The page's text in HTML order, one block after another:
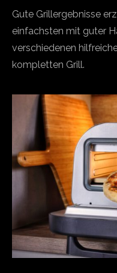
Gute Grillergebnisse
einfachsten mit guter
verschiedenen
kompletten Grill.